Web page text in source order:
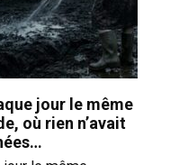
jour le même
où rien n’avait